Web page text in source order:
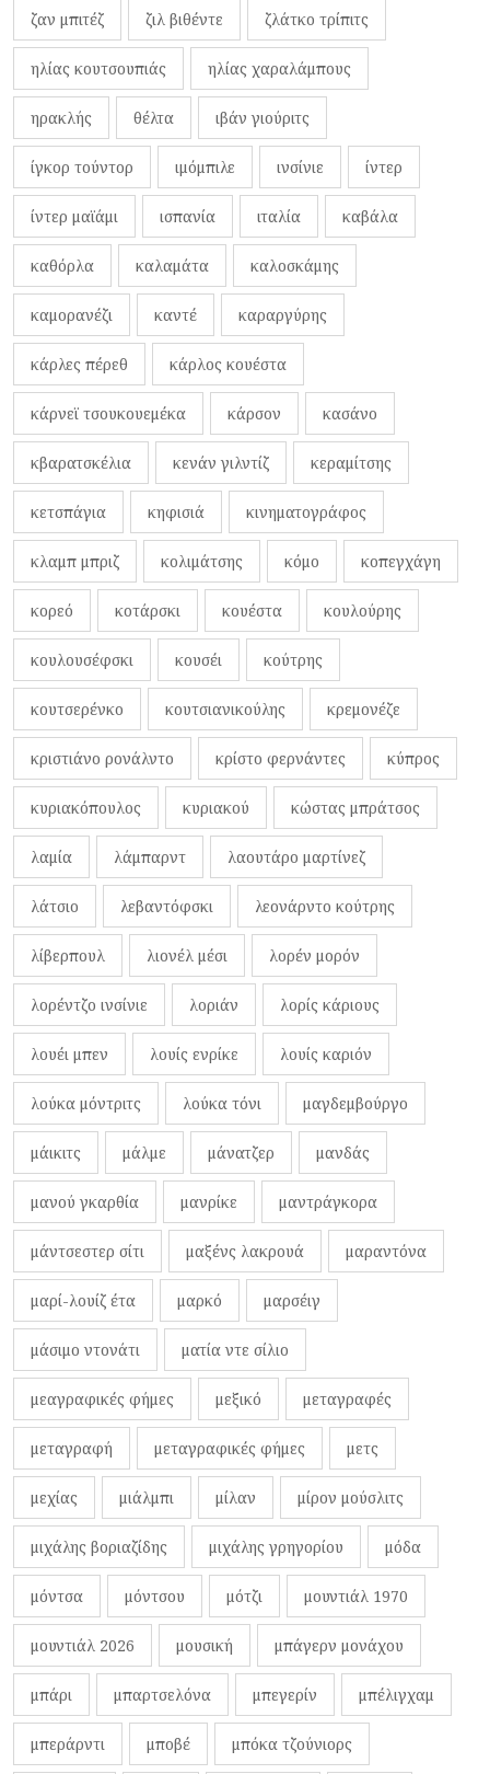
ζαν μπιτέζ ζιλ βιθέντε ζλάτκο τρίπιτς
ηλίας κουτσουπιάς ηλίας χαραλάμπους
ηρακλής θέλτα ιβάν γιούριτς
ίγκορ τούντορ ιμόμπιλε ινσίνιε ίντερ
ίντερ μαϊάμι ισπανία ιταλία καβάλα
καθόρλα καλαμάτα καλοσκάμης
καμορανέζι καντέ καραργύρης
κάρλες πέρεθ κάρλος κουέστα
κάρνεϊ τσουκουεμέκα κάρσον κασάνο
κβαρατσκέλια κενάν γιλντίζ κεραμίτσης
κετσπάγια κηφισιά κινηματογράφος
κλαμπ μπριζ κολιμάτσης κόμο κοπεγχάγη
κορεό κοτάρσκι κουέστα κουλούρης
κουλουσέφσκι κουσέι κούτρης
κουτσερένκο κουτσιανικούλης κρεμονέζε
κριστιάνο ρονάλντο κρίστο φερνάντες κύπρος
κυριακόπουλος κυριακού κώστας μπράτσος
λαμία λάμπαρντ λαουτάρο μαρτίνεζ
λάτσιο λεβαντόφσκι λεονάρντο κούτρης
λίβερπουλ λιονέλ μέσι λορέν μορόν
λορέντζο ινσίνιε λοριάν λορίς κάριους
λουέι μπεν λουίς ενρίκε λουίς καριόν
λούκα μόντριτς λούκα τόνι μαγδεμβούργο
μάικιτς μάλμε μάνατζερ μανδάς
μανού γκαρθία μανρίκε μαντράγκορα
μάντσεστερ σίτι μαξένς λακρουά μαραντόνα
μαρί-λουίζ έτα μαρκό μαρσέιγ
μάσιμο ντονάτι ματία ντε σίλιο
μεαγραφικές φήμες μεξικό μεταγραφές
μεταγραφή μεταγραφικές φήμες μετς
μεχίας μιάλμπι μίλαν μίρον μούσλιτς
μιχάλης βοριαζίδης μιχάλης γρηγορίου μόδα
μόντσα μόντσου μότζι μουντιάλ 1970
μουντιάλ 2026 μουσική μπάγερν μονάχου
μπάρι μπαρτσελόνα μπεγερίν μπέλιγχαμ
μπεράρντι μποβέ μπόκα τζούνιορς